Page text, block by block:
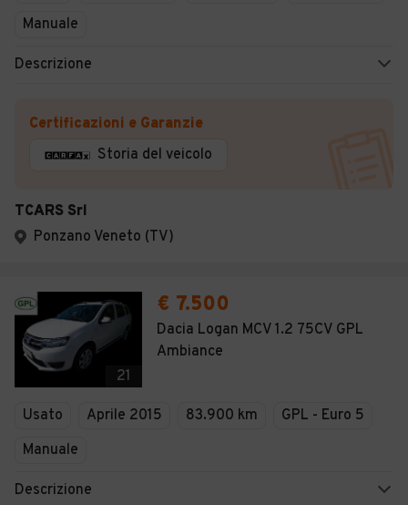
Manuale
Descrizione
Certificazioni e Garanzie
Storia del veicolo
TCARS Srl
Ponzano Veneto (TV)
21
€ 7.500
Dacia Logan MCV 1.2 75CV GPL
Ambiance
Usato Aprile 2015 83.900 km
GPL - Euro 5
Manuale
Descrizione